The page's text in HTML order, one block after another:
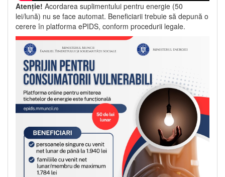
Atenție! Acordarea suplimentului pentru energie (50
lei/lună) nu se face automat. Beneficiarii trebuie să depună o
cerere în platforma ePIDS, conform procedurii legale.